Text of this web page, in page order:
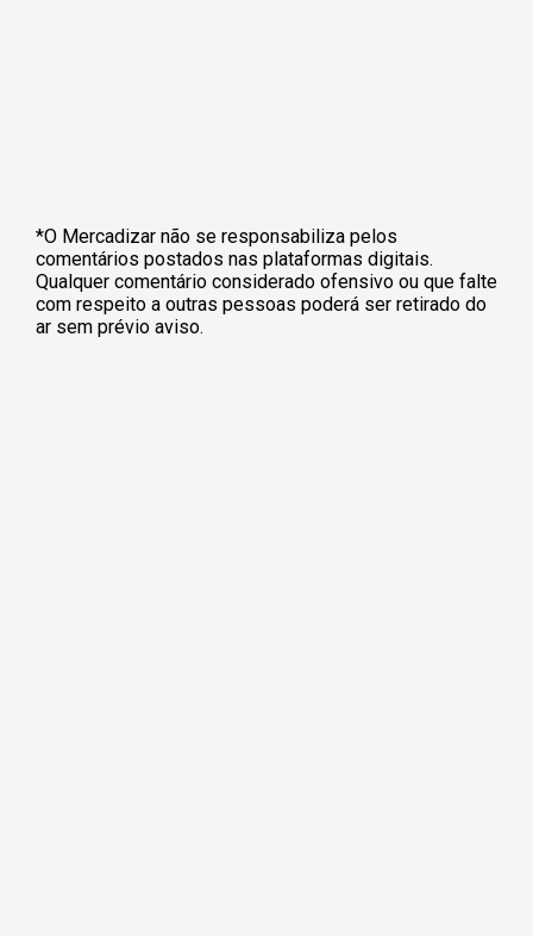
*O Mercadizar não se responsabiliza pelos
comentários postados nas plataformas digitais.
Qualquer comentário considerado ofensivo ou que falte
com respeito a outras pessoas poderá ser retirado do
ar sem prévio aviso.